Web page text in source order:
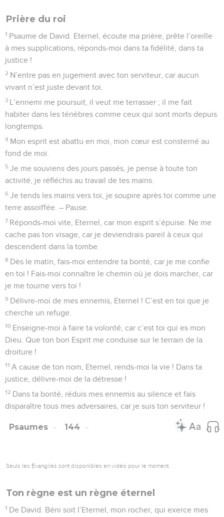
Prière du roi
1 Psaume de David. Eternel, écoute ma prière, prête l’oreille
à mes supplications, réponds-moi dans ta fidélité, dans ta
justice !
2 N’entre pas en jugement avec ton serviteur, car aucun
vivant n’est juste devant toi.
3 L’ennemi me poursuit, il veut me terrasser ; il me fait
habiter dans les ténèbres comme ceux qui sont morts depuis
longtemps.
4 Mon esprit est abattu en moi, mon cœur est consterné au
fond de moi.
5 Je me souviens des jours passés, je pense à toute ton
activité, je réfléchis au travail de tes mains.
6 Je tends les mains vers toi, je soupire après toi comme une
terre assoiffée. – Pause.
7 Réponds-moi vite, Eternel, car mon esprit s’épuise. Ne me
cache pas ton visage, car je deviendrais pareil à ceux qui
descendent dans la tombe.
8 Dès le matin, fais-moi entendre ta bonté, car je me confie
en toi ! Fais-moi connaître le chemin où je dois marcher, car
je me tourne vers toi !
9 Délivre-moi de mes ennemis, Eternel ! C’est en toi que je
cherche un refuge.
10 Enseigne-moi à faire ta volonté, car c’est toi qui es mon
Dieu. Que ton bon Esprit me conduise sur le terrain de la
droiture !
11 A cause de ton nom, Eternel, rends-moi la vie ! Dans ta
justice, délivre-moi de la détresse !
12 Dans ta bonté, réduis mes ennemis au silence et fais
disparaître tous mes adversaires, car je suis ton serviteur !
Psaumes 144
Seuls les Évangiles sont disponibles en vidéo pour le moment.
Ton règne est un règne éternel
1 De David. Béni soit l’Eternel, mon rocher, qui exerce mes